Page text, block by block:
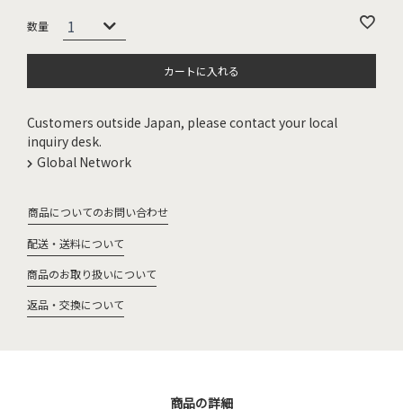
カートに入れる
Customers outside Japan, please contact your local
inquiry desk.
Global Network
商品についてのお問い合わせ
配送・送料について
商品のお取り扱いについて
返品・交換について
商品の詳細